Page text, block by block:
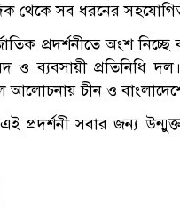
থেকে সব ধরনের
প্রদর্শনীতে অংশ
ও ব্যবসায়ী প্রতিনিধি
আলোচনায় চীন ও
এই প্রদর্শনী সবার জন্য